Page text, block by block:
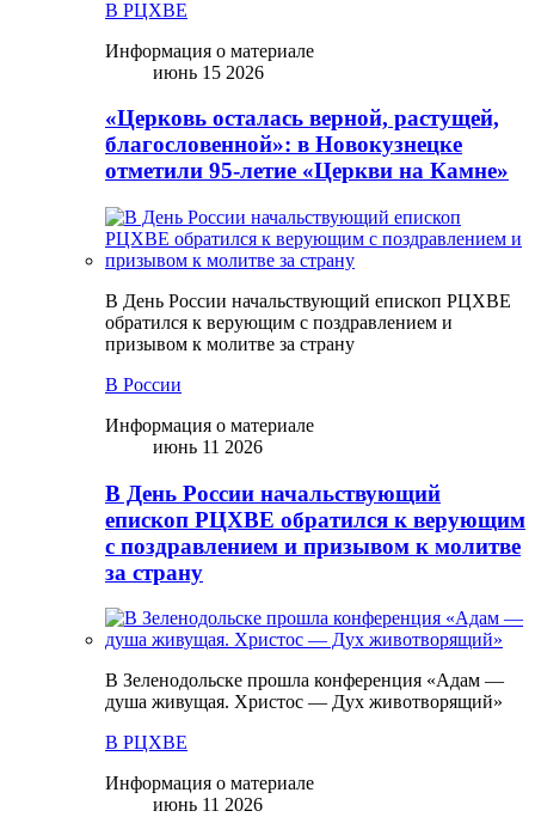
В РЦХВЕ
Информация о материале
июнь 15 2026
«Церковь осталась верной, растущей,
благословенной»: в Новокузнецке
отметили 95-летие «Церкви на Камне»
В День России начальствующий епископ РЦХВЕ
обратился к верующим с поздравлением и
призывом к молитве за страну
В России
Информация о материале
июнь 11 2026
В День России начальствующий
епископ РЦХВЕ обратился к верующим
с поздравлением и призывом к молитве
за страну
В Зеленодольске прошла конференция «Адам —
душа живущая. Христос — Дух животворящий»
В РЦХВЕ
Информация о материале
июнь 11 2026